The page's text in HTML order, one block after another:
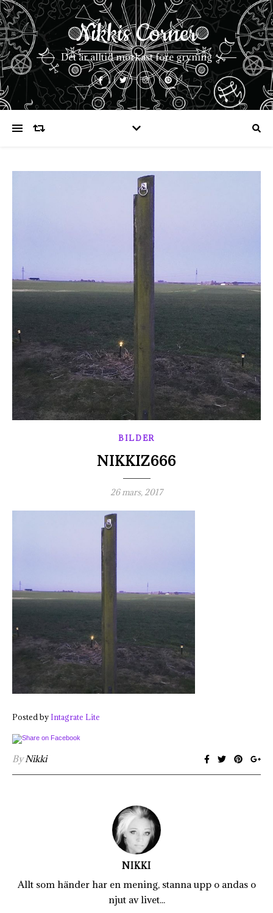
Nikkis Corner
Det är alltid mörkast före gryning
BILDER
NIKKIZ666
26 mars, 2017
Posted by Intagrate Lite
ByNikki
NIKKI
Allt som händer har en mening, stanna upp o andas o
njut av livet...